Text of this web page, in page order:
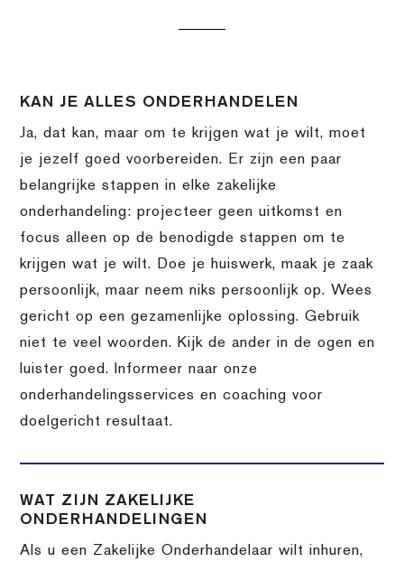
KAN JE ALLES ONDERHANDELEN
Ja, dat kan, maar om te krijgen wat je wilt, moet
je jezelf goed voorbereiden. Er zijn een paar
belangrijke stappen in elke zakelijke
onderhandeling: projecteer geen uitkomst en
focus alleen op de benodigde stappen om te
krijgen wat je wilt. Doe je huiswerk, maak je zaak
persoonlijk, maar neem niks persoonlijk op. Wees
gericht op een gezamenlijke oplossing. Gebruik
niet te veel woorden. Kijk de ander in de ogen en
luister goed. Informeer naar onze
onderhandelingsservices en coaching voor
doelgericht resultaat.
WAT ZIJN ZAKELIJKE
ONDERHANDELINGEN
Als u een Zakelijke Onderhandelaar wilt inhuren,